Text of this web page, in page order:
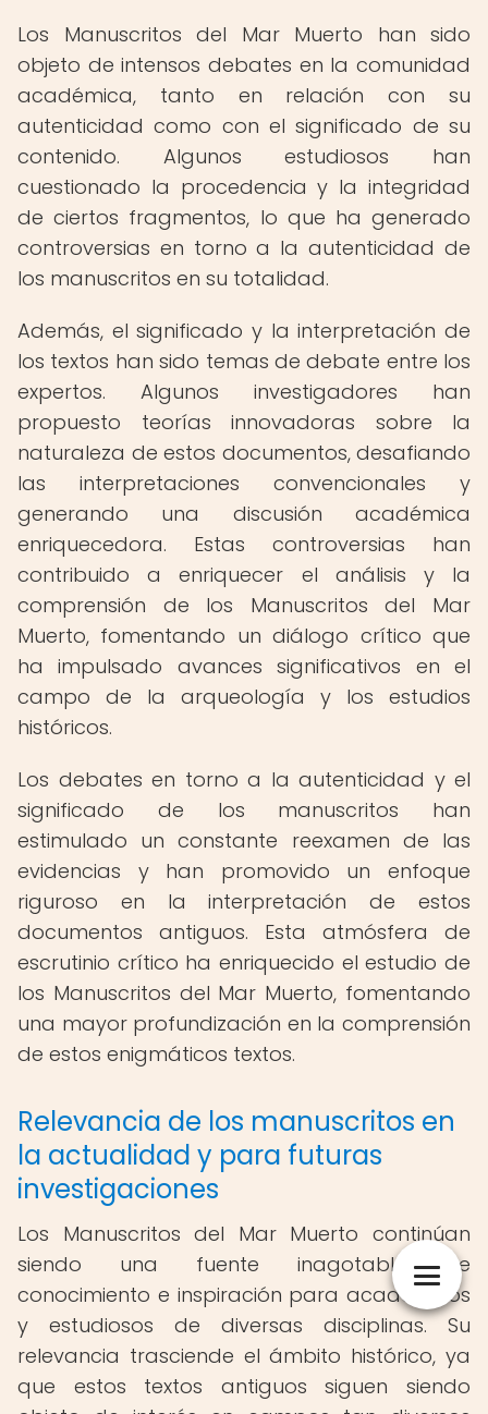
Los Manuscritos del Mar Muerto han sido
objeto de intensos debates en la comunidad
académica, tanto en relación con su
autenticidad como con el significado de su
contenido. Algunos estudiosos han
cuestionado la procedencia y la integridad
de ciertos fragmentos, lo que ha generado
controversias en torno a la autenticidad de
los manuscritos en su totalidad.
Además, el significado y la interpretación de
los textos han sido temas de debate entre los
expertos. Algunos investigadores han
propuesto teorías innovadoras sobre la
naturaleza de estos documentos, desafiando
las interpretaciones convencionales y
generando una discusión académica
enriquecedora. Estas controversias han
contribuido a enriquecer el análisis y la
comprensión de los Manuscritos del Mar
Muerto, fomentando un diálogo crítico que
ha impulsado avances significativos en el
campo de la arqueología y los estudios
históricos.
Los debates en torno a la autenticidad y el
significado de los manuscritos han
estimulado un constante reexamen de las
evidencias y han promovido un enfoque
riguroso en la interpretación de estos
documentos antiguos. Esta atmósfera de
escrutinio crítico ha enriquecido el estudio de
los Manuscritos del Mar Muerto, fomentando
una mayor profundización en la comprensión
de estos enigmáticos textos.
Relevancia de los manuscritos en
la actualidad y para futuras
investigaciones
Los Manuscritos del Mar Muerto continúan
siendo una fuente inagotable de
conocimiento e inspiración para académicos
y estudiosos de diversas disciplinas. Su
relevancia trasciende el ámbito histórico, ya
que estos textos antiguos siguen siendo